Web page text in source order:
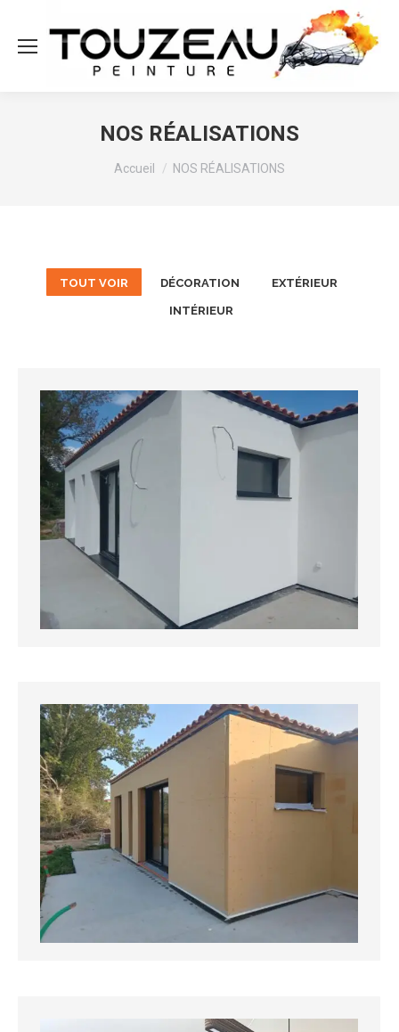
NOS RÉALISATIONS
Vous êtes ici :
Accueil NOS RÉALISATIONS
TOUT VOIR DÉCORATION EXTÉRIEUR
INTÉRIEUR